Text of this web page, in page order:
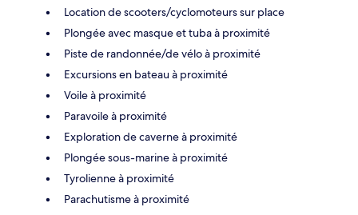
Location de scooters/cyclomoteurs sur place
Plongée avec masque et tuba à proximité
Piste de randonnée/de vélo à proximité
Excursions en bateau à proximité
Voile à proximité
Paravoile à proximité
Exploration de caverne à proximité
Plongée sous-marine à proximité
Tyrolienne à proximité
Parachutisme à proximité